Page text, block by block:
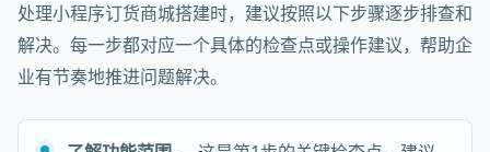
处理小程序订货商城搭建时，建议按照以下步骤逐步排查和
解决。每一步都对应一个具体的检查点或操作建议，帮助企
业有节奏地推进问题解决。